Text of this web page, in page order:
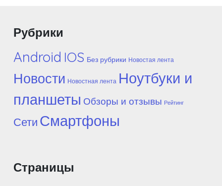
Рубрики
Android IOS Без рубрики Новостая лента
Новости Новостная лента Ноутбуки и
планшеты Обзоры и отзывы Рейтинг
Сети Смартфоны
Страницы